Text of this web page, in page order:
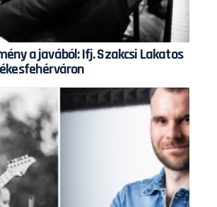
a javából: Ifj. Szakcsi Lakatos